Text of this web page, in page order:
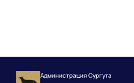
Администрация Сургута